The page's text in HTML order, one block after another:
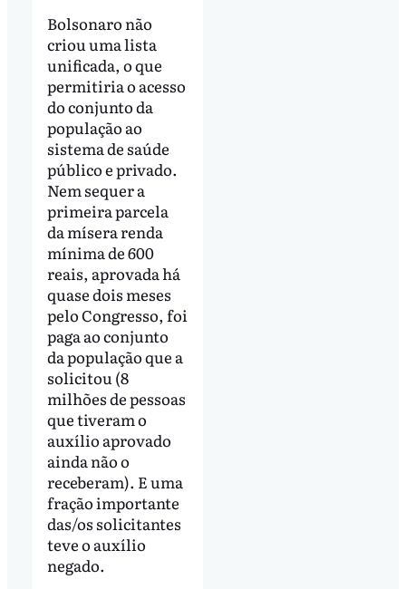
Bolsonaro não
criou uma lista
unificada, o que
permitiria o acesso
do conjunto da
população ao
sistema de saúde
público e privado.
Nem sequer a
primeira parcela
da mísera renda
mínima de 600
reais, aprovada há
quase dois meses
pelo Congresso, foi
paga ao conjunto
da população que a
solicitou (8
milhões de pessoas
que tiveram o
auxílio aprovado
ainda não o
receberam). E uma
fração importante
das/os solicitantes
teve o auxílio
negado.